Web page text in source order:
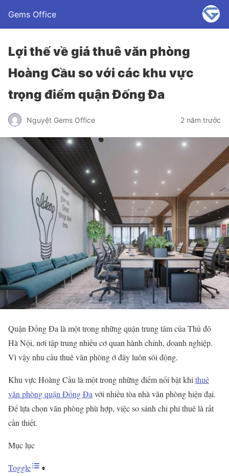
Gems Office
Lợi thế về giá thuê văn phòng
Hoàng Cầu so với các khu vực
trọng điểm quận Đống Đa
Nguyệt Gems Office 2 năm trước
Quận Đống Đa là một trong những quận trung tâm của Thủ đô
Hà Nội, nơi tập trung nhiều cơ quan hành chính, doanh nghiệp.
Vì vậy nhu cầu thuê văn phòng ở đây luôn sôi động.
Khu vực Hoàng Cầu là một trong những điểm nổi bật khi thuê
văn phòng quận Đống Đa với nhiều tòa nhà văn phòng hiện đại.
Để lựa chọn văn phòng phù hợp, việc so sánh chi phí thuê là rất
cần thiết.
Mục lục
Toggle